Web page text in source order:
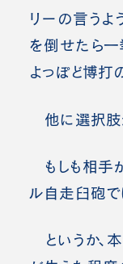
リーの言うよ
を倒せたら一
よっぽど博打
他に選択肢
もしも相手
ル自走臼砲で
というか、